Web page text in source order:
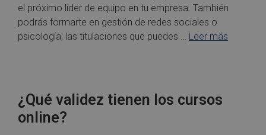
el próximo líder de equipo en tu empresa. También
podrás formarte en gestión de redes sociales o
psicología; las titulaciones que puedes … Leer más
¿Qué validez tienen los cursos
online?